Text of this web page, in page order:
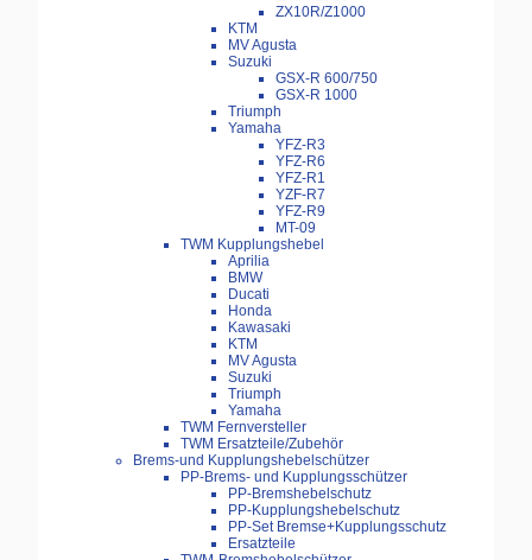
ZX10R/Z1000
KTM
MV Agusta
Suzuki
GSX-R 600/750
GSX-R 1000
Triumph
Yamaha
YFZ-R3
YFZ-R6
YFZ-R1
YZF-R7
YFZ-R9
MT-09
TWM Kupplungshebel
Aprilia
BMW
Ducati
Honda
Kawasaki
KTM
MV Agusta
Suzuki
Triumph
Yamaha
TWM Fernversteller
TWM Ersatzteile/Zubehör
Brems-und Kupplungshebelschützer
PP-Brems- und Kupplungsschützer
PP-Bremshebelschutz
PP-Kupplungshebelschutz
PP-Set Bremse+Kupplungsschutz
Ersatzteile